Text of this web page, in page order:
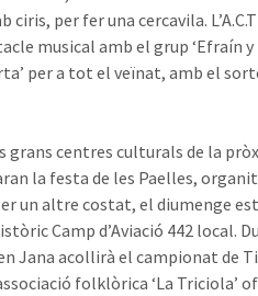
per fer una cercavila.
musical amb el grup ‘Efraín
per a tot el veïnat, amb el
grans centres culturals de la
la festa de les Paelles,
un altre costat, el diumenge
Camp d’Aviació 442 local.
Jana acollirà el campionat de
folklòrica ‘La Triciola’